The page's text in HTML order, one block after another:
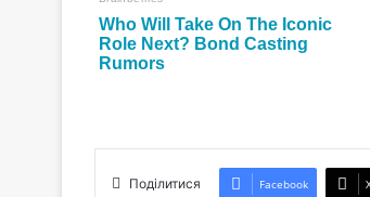
Поділитися Facebook